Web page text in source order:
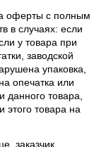
оферты с полным
в случаях: если
у товара при
заводской
упаковка,
опечатка или
данного товара,
товара на
заказчик